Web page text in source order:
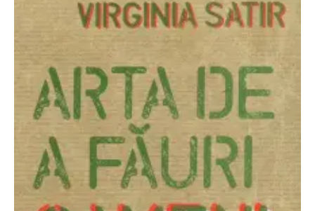
Ce fac?
Clasicul „Despre mine…”
Descarca povestirea Floare
Albastra!
Download 101 Movie
Acrostics!